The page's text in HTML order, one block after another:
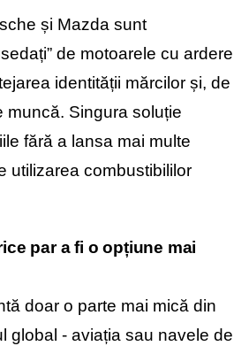
și Mazda sunt
de motoarele cu ardere
identității mărcilor și, de
muncă. Singura soluție
fără a lansa mai multe
utilizarea combustibililor
par a fi o opțiune mai
doar o parte mai mică din
global - aviația sau navele de